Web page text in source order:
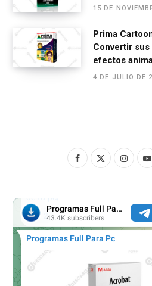
15 DE
Prima
Convertir
efectos
4 DE JULIO DE
F
c
e
o
T
I
s
r
Y